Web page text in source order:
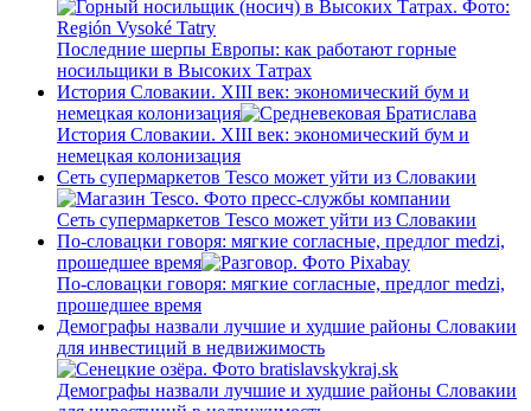
Последние шерпы Европы: как работают горные
носильщики в Высоких Татрах
История Словакии. XIII век: экономический бум и
немецкая колонизация
История Словакии. XIII век: экономический бум и
немецкая колонизация
Сеть супермаркетов Tesco может уйти из Словакии
Сеть супермаркетов Tesco может уйти из Словакии
По-словацки говоря: мягкие согласные, предлог medzi,
прошедшее время
По-словацки говоря: мягкие согласные, предлог medzi,
прошедшее время
Демографы назвали лучшие и худшие районы Словакии
для инвестиций в недвижимость
Демографы назвали лучшие и худшие районы Словакии